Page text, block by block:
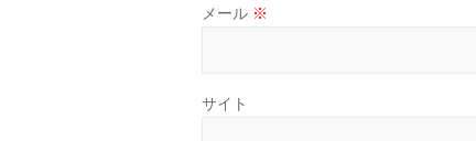
メール ※
サイト